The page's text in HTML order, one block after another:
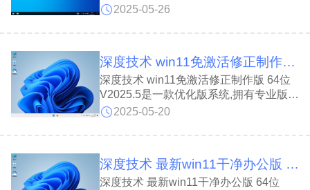
确保高安全性;雨林木风 GHOST Win11
必要的启动项和功能，优化注册表，缩短
键菜单和工具栏的打开速度，运行更快速
稳定。
2025-05-26
深度技术 win11免激活修正制作版 64位 V2025.5
深度技术 win11免激活修正制作版 64位
V2025.5是一款优化版系统,拥有专业版所
有功能组件，使用OEM序列号自动激
活修正制作版 64位 V2025.5系统关闭非
配最新笔记本配置，让用户享受高效稳定
的系统体验。
2025-05-20
深度技术 最新win11干净办公版 64位 V2025.5
深度技术 最新win11干净办公版 64位